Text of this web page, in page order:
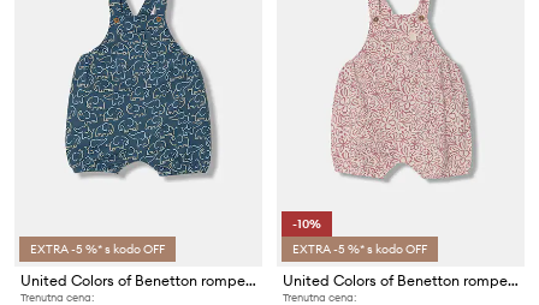
EXTRA -5 %* s kodo OFF
United Colors of Benetton romper otroški bombažen
Trenutna cena:
-10%
EXTRA -5 %* s kodo OFF
United Colors of Benetton romper otroški bombažen
Trenutna cena: